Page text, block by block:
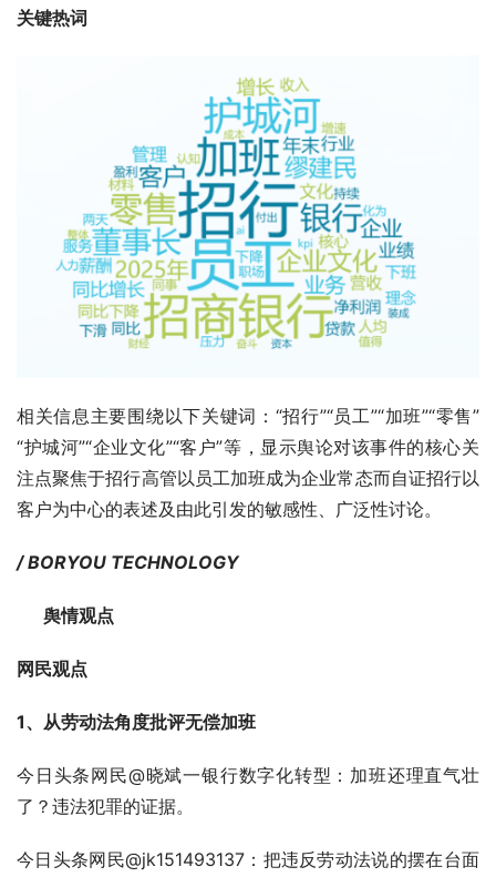
关键热词
相关信息主要围绕以下关键词：“招行”“员工”“加班”“零售”
“护城河”“企业文化”“客户”等，显示舆论对该事件的核心关
注点聚焦于招行高管以员工加班成为企业常态而自证招行以
客户为中心的表述及由此引发的敏感性、广泛性讨论。
/ BORYOU TECHNOLOGY
舆情观点
网民观点
1、从劳动法角度批评无偿加班
今日头条网民@晓斌一银行数字化转型：加班还理直气壮
了？违法犯罪的证据。
今日头条网民@jk151493137：把违反劳动法说的摆在台面